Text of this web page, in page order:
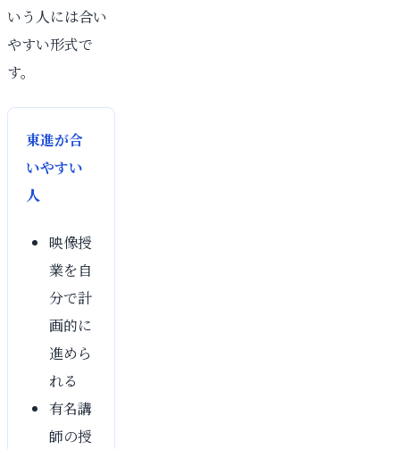
いう人には合い
やすい形式で
す。
東進が合
いやすい
人
映像授
業を自
分で計
画的に
進めら
れる
有名講
師の授